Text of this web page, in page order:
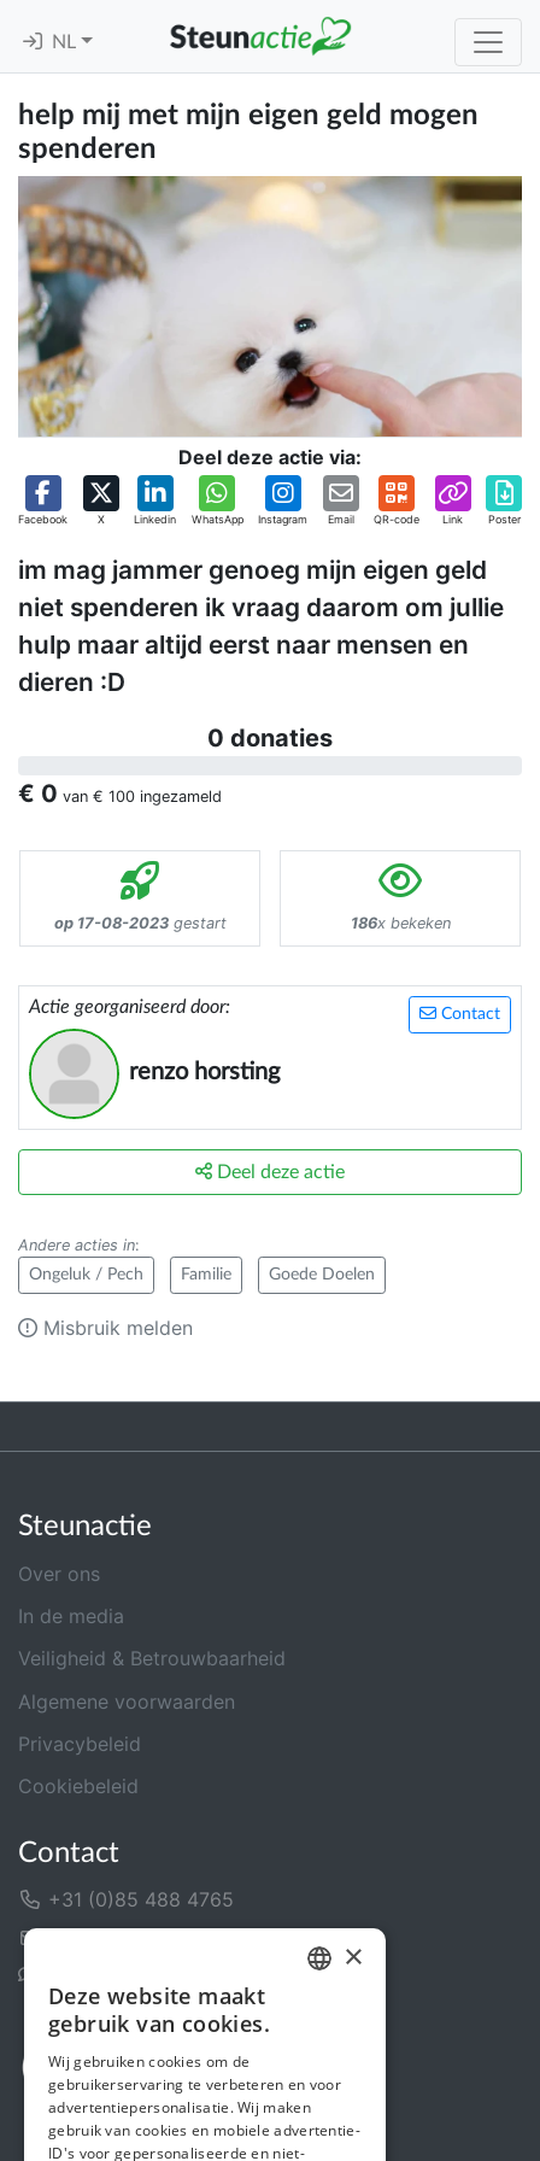
NL
help mij met mijn eigen geld mogen
spenderen
Deel deze actie via:
Facebook X Linkedin WhatsApp Instagram Email QR-code Link Poster
im mag jammer genoeg mijn eigen geld
niet spenderen ik vraag daarom om jullie
hulp maar altijd eerst naar mensen en
dieren :D
0 donaties
€ 0 van € 100 ingezameld
op 17-08-2023gestart 186x bekeken
Contact
Actie georganiseerd door:
renzo horsting
Deel deze actie
Andere acties in:
Ongeluk / Pech Familie Goede Doelen
Misbruik melden
Steunactie
Over ons
In de media
Veiligheid & Betrouwbaarheid
Algemene voorwaarden
Privacybeleid
Cookiebeleid
Contact
+31 (0)85 488 4765
ENGLISH
×
Deze website maakt
gebruik van cookies.
Wij gebruiken cookies om de
gebruikerservaring te verbeteren en voor
advertentiepersonalisatie. Wij maken
gebruik van cookies en mobiele advertentie-
ID's voor gepersonaliseerde en niet-